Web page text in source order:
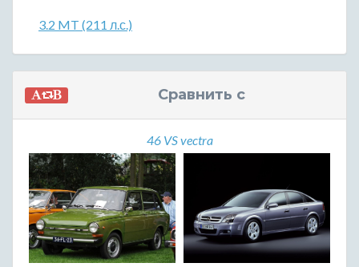
3.2 MT (211 л.с.)
Сравнить с
46 VS vectra